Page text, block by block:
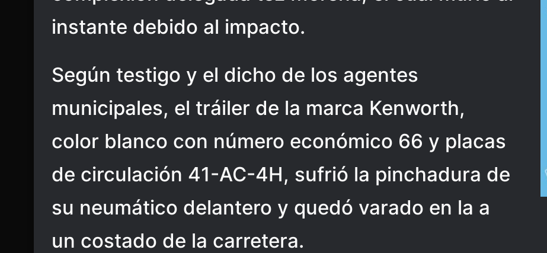
instante debido al impacto.
Según testigo y el dicho de los agentes
municipales, el tráiler de la marca Kenworth,
color blanco con número económico 66 y placas
de circulación 41-AC-4H, sufrió la pinchadura de
su neumático delantero y quedó varado en la a
un costado de la carretera.